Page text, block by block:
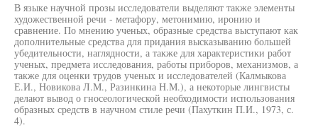
В языке научной прозы исследователи выделяют также элементы
художественной речи - метафору, метонимию, иронию и
сравнение. По мнению ученых, образные средства выступают как
дополнительные средства для придания высказыванию большей
убедительности, наглядности, а также для характеристики работ
ученых, предмета исследования, работы приборов, механизмов, а
также для оценки трудов ученых и исследователей (Калмыкова
Е.И., Новикова Л.М., Разинкина Н.М.), а некоторые лингвисты
делают вывод о гносеологической необходимости использования
образных средств в научном стиле речи (Пахуткин П.И., 1973, с.
4).